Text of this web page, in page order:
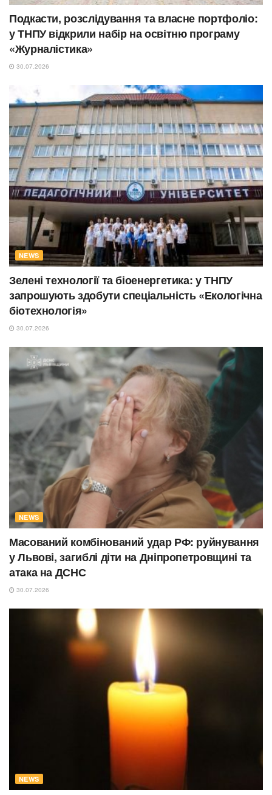
Подкасти, розслідування та власне портфоліо:
у ТНПУ відкрили набір на освітню програму
«Журналістика»
30.07.2026
NEWS
Зелені технології та біоенергетика: у ТНПУ
запрошують здобути спеціальність «Екологічна
біотехнологія»
30.07.2026
NEWS
Масований комбінований удар РФ: руйнування
у Львові, загиблі діти на Дніпропетровщині та
атака на ДСНС
30.07.2026
NEWS